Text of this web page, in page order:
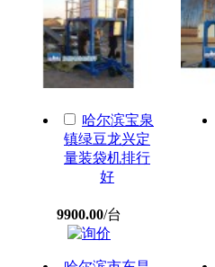
哈尔滨宝泉
镇绿豆龙兴定
量装袋机排行
好
9900.00/台